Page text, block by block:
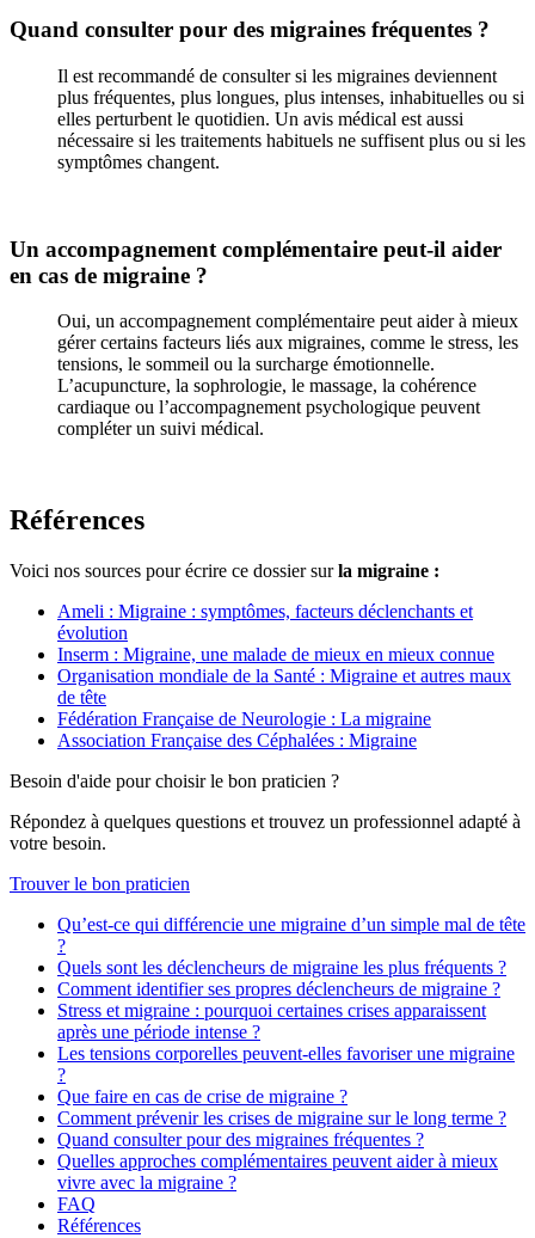
Quand consulter pour des migraines fréquentes ?
Il est recommandé de consulter si les migraines deviennent
plus fréquentes, plus longues, plus intenses, inhabituelles ou si
elles perturbent le quotidien. Un avis médical est aussi
nécessaire si les traitements habituels ne suffisent plus ou si les
symptômes changent.
Un accompagnement complémentaire peut-il aider
en cas de migraine ?
Oui, un accompagnement complémentaire peut aider à mieux
gérer certains facteurs liés aux migraines, comme le stress, les
tensions, le sommeil ou la surcharge émotionnelle.
L’acupuncture, la sophrologie, le massage, la cohérence
cardiaque ou l’accompagnement psychologique peuvent
compléter un suivi médical.
Références
Voici nos sources pour écrire ce dossier surla migraine :
Ameli : Migraine : symptômes, facteurs déclenchants et
évolution
Inserm : Migraine, une malade de mieux en mieux connue
Organisation mondiale de la Santé : Migraine et autres maux
de tête
Fédération Française de Neurologie : La migraine
Association Française des Céphalées : Migraine
Besoin d'aide pour choisir le bon praticien ?
Répondez à quelques questions et trouvez un professionnel adapté à
votre besoin.
Trouver le bon praticien
Qu’est-ce qui différencie une migraine d’un simple mal de tête
?
Quels sont les déclencheurs de migraine les plus fréquents ?
Comment identifier ses propres déclencheurs de migraine ?
Stress et migraine : pourquoi certaines crises apparaissent
après une période intense ?
Les tensions corporelles peuvent-elles favoriser une migraine
?
Que faire en cas de crise de migraine ?
Comment prévenir les crises de migraine sur le long terme ?
Quand consulter pour des migraines fréquentes ?
Quelles approches complémentaires peuvent aider à mieux
vivre avec la migraine ?
FAQ
Références